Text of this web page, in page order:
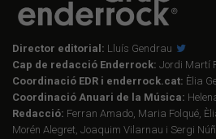
Director editorial: Lluís Gendrau
Cap de redacció Enderrock: Jordi Martí
Coordinació EDR i enderrock.cat: Èlia
Coordinació Anuari de la Música:
Redacció: Ferran Amado, Maria Folqué,
Morén Alegret, Joaquim Vilarnau i Sergi